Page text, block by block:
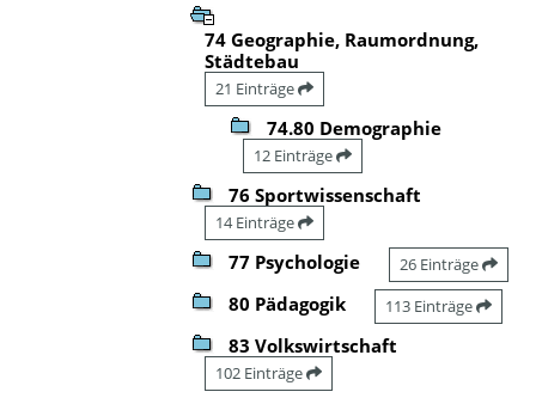
74 Geographie, Raumordnung,
Städtebau
21 Einträge
74.80 Demographie
12 Einträge
76 Sportwissenschaft
14 Einträge
77 Psychologie 26 Einträge
80 Pädagogik 113 Einträge
83 Volkswirtschaft
102 Einträge